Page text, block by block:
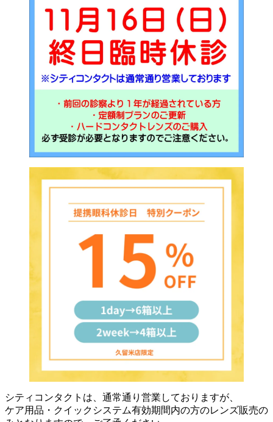
シティコンタクトは、通常通り営業しておりますが、
ケア用品・クイックシステム有効期間内の方のレンズ販売の